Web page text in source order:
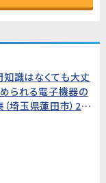
知識はなくても大丈
られる電子機器の
埼玉県蓮田市）20